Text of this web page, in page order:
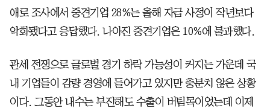
애로 조사에서 중견기업 28%는 올해 자금 사정이 작년보다
악화됐다고 응답했다. 나아진 중견기업은 10%에 불과했다.
관세 전쟁으로 글로벌 경기 하락 가능성이 커지는 가운데 국
내 기업들이 감량 경영에 들어가고 있지만 충분치 않은 상황
이다. 그동안 내수는 부진해도 수출이 버팀목이었는데 이제